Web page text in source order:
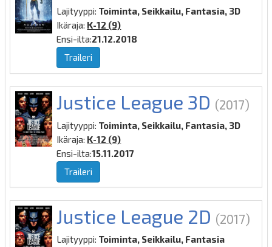
Lajityyppi: Toiminta, Seikkailu, Fantasia, 3D
Ikäraja: K-12 (9)
Ensi-ilta:21.12.2018
Traileri
Justice League 3D (2017)
Lajityyppi: Toiminta, Seikkailu, Fantasia, 3D
Ikäraja: K-12 (9)
Ensi-ilta:15.11.2017
Traileri
Justice League 2D (2017)
Lajityyppi: Toiminta, Seikkailu, Fantasia